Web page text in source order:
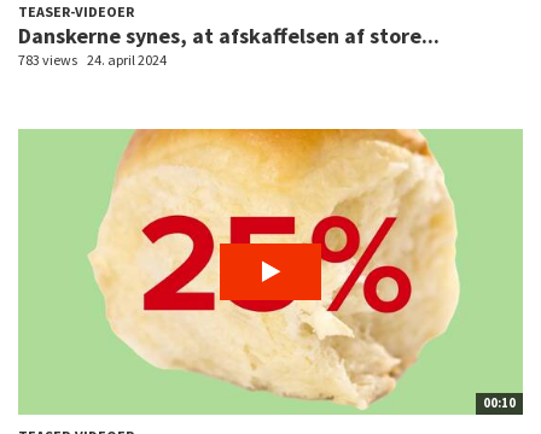
TEASER-VIDEOER
Danskerne synes, at afskaffelsen af store...
783 views 24. april 2024
00:10